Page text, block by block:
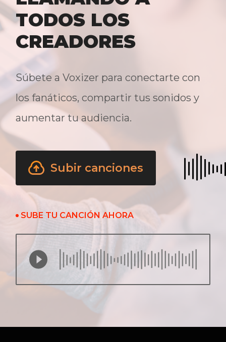
TODOS LOS
CREADORES
Súbete a Voxizer para conectarte con
los fanáticos, compartir tus sonidos y
aumentar tu audiencia.
Subir canciones
SUBE TU CANCIÓN AHORA